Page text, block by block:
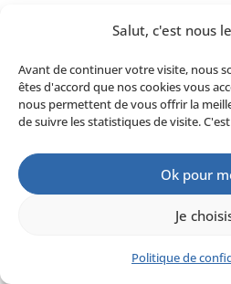
Salut, c'est nous
Avant de continuer votre visite, nous
êtes d'accord que nos cookies vous
nous permettent de vous offrir la
de suivre les statistiques de visite.
Ok pour
Je
Politique de
Le Coup de Théâtre